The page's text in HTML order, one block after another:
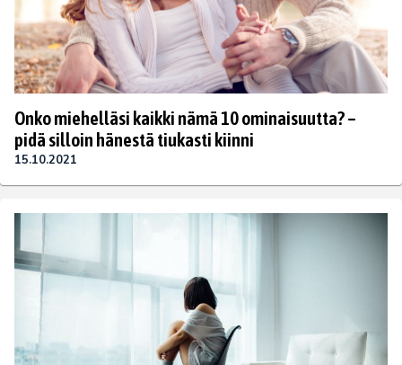
Onko miehelläsi kaikki nämä 10 ominaisuutta? –
pidä silloin hänestä tiukasti kiinni
15.10.2021